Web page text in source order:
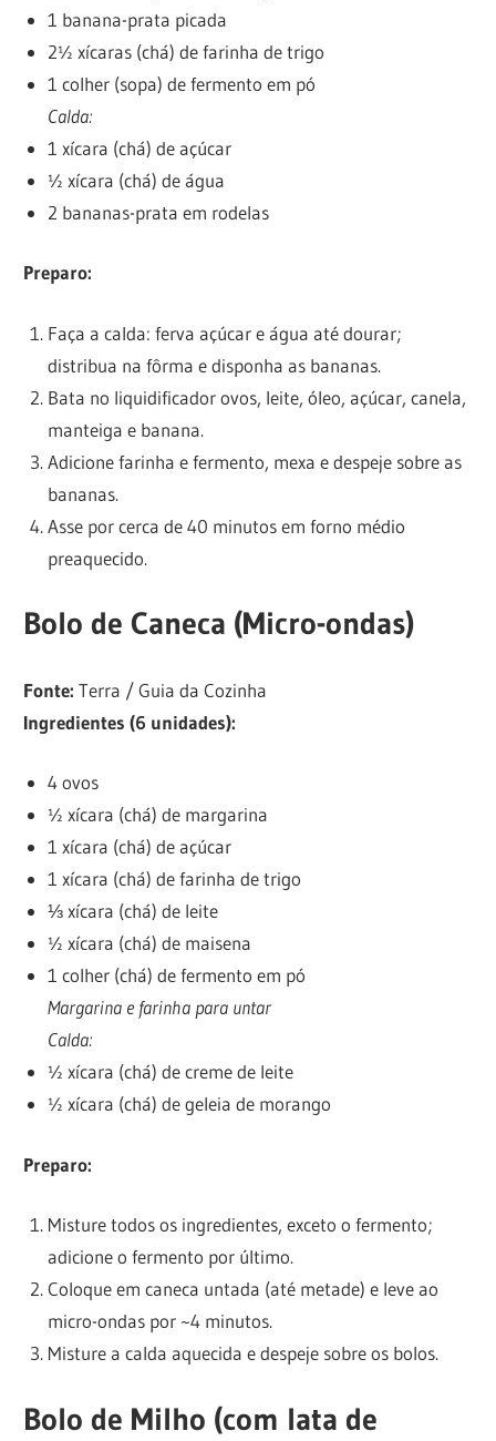
1 banana-prata picada
2½ xícaras (chá) de farinha de trigo
1 colher (sopa) de fermento em pó
Calda:
1 xícara (chá) de açúcar
½ xícara (chá) de água
2 bananas-prata em rodelas
Preparo:
Faça a calda: ferva açúcar e água até dourar;
distribua na fôrma e disponha as bananas.
Bata no liquidificador ovos, leite, óleo, açúcar, canela,
manteiga e banana.
Adicione farinha e fermento, mexa e despeje sobre as
bananas.
Asse por cerca de 40 minutos em forno médio
preaquecido.
Bolo de Caneca (Micro-ondas)
Fonte: Terra / Guia da Cozinha
Ingredientes (6 unidades):
4 ovos
½ xícara (chá) de margarina
1 xícara (chá) de açúcar
1 xícara (chá) de farinha de trigo
⅓ xícara (chá) de leite
½ xícara (chá) de maisena
1 colher (chá) de fermento em pó
Margarina e farinha para untar
Calda:
½ xícara (chá) de creme de leite
½ xícara (chá) de geleia de morango
Preparo:
Misture todos os ingredientes, exceto o fermento;
adicione o fermento por último.
Coloque em caneca untada (até metade) e leve ao
micro-ondas por ~4 minutos.
Misture a calda aquecida e despeje sobre os bolos.
Bolo de Milho (com lata de